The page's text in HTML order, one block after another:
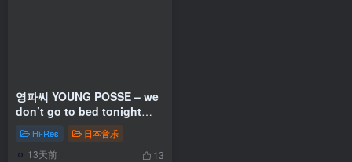
영파씨 YOUNG POSSE – we
don’t go to bed tonight
[2026.04.07] [24Bit/96kHz]
[Hi-Res Flac 268MB]
Hi-Res 日本音乐
13天前 13